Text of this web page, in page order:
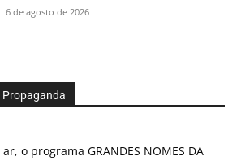
6 de agosto de 2026
Propaganda
o programa GRANDES NOMES DA